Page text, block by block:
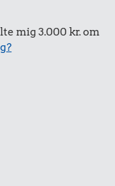
mig 3.000 kr. om